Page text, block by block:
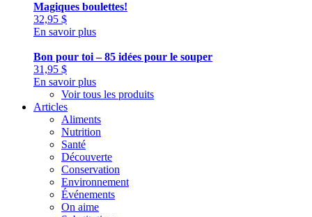
Magiques boulettes!
32,95 $
En savoir plus
Bon pour toi – 85 idées pour le souper
31,95 $
En savoir plus
Voir tous les produits
Articles
Aliments
Nutrition
Santé
Découverte
Conservation
Environnement
Événements
On aime